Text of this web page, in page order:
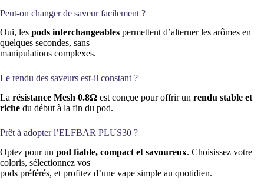
Peut-on changer de saveur facilement ?
Oui, les pods interchangeables permettent d’alterner les arômes en
quelques secondes, sans
manipulations complexes.
Le rendu des saveurs est-il constant ?
La résistance Mesh 0.8Ω est conçue pour offrir un rendu stable et
riche du début à la fin du pod.
Prêt à adopter l’ELFBAR PLUS30 ?
Optez pour un pod fiable, compact et savoureux. Choisissez votre
coloris, sélectionnez vos
pods préférés, et profitez d’une vape simple au quotidien.